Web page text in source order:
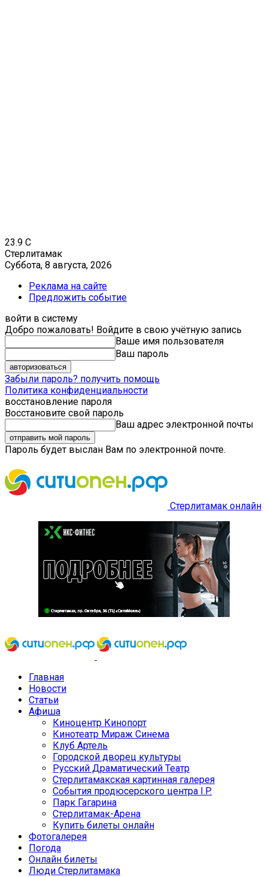
23.9 C
Стерлитамак
Суббота, 8 августа, 2026
Реклама на сайте
Предложить событие
войти в систему
Добро пожаловать! Войдите в свою учётную запись
Ваше имя пользователя
Ваш пароль
Забыли пароль? получить помощь
Политика конфиденциальности
восстановление пароля
Восстановите свой пароль
Ваш адрес электронной почты
Пароль будет выслан Вам по электронной почте.
Стерлитамак онлайн
Главная
Новости
Статьи
Афиша
Киноцентр Кинопорт
Кинотеатр Мираж Синема
Клуб Артель
Городской дворец культуры
Русский Драматический Театр
Стерлитамакская картинная галерея
События продюсерского центра I.P.
Парк Гагарина
Стерлитамак-Арена
Купить билеты онлайн
Фотогалерея
Погода
Онлайн билеты
Люди Стерлитамака